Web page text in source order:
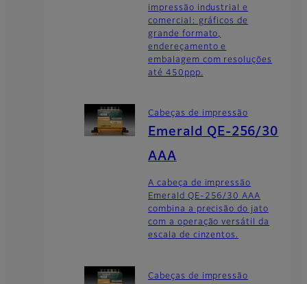
impressão industrial e
comercial: gráficos de
grande formato,
endereçamento e
embalagem com resoluções
até 450ppp.
Cabeças de impressão
Emerald QE-256/30
AAA
A cabeça de impressão
Emerald QE-256/30 AAA
combina a precisão do jato
com a operação versátil da
escala de cinzentos.
Cabeças de impressão